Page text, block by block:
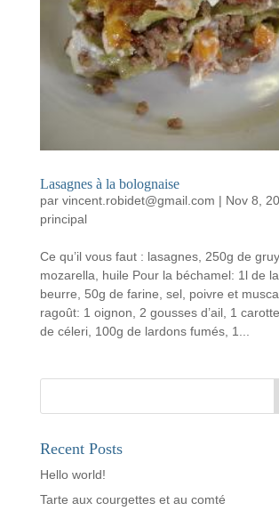
Lasagnes à la bolognaise
par vincent.robidet@gmail.com | Nov 8,
principal
Ce qu’il vous faut : lasagnes, 250g de
mozarella, huile Pour la béchamel: 1l de
beurre, 50g de farine, sel, poivre et
ragoût: 1 oignon, 2 gousses d’ail, 1
de céleri, 100g de lardons fumés, 1...
Recent Posts
Hello world!
Tarte aux courgettes et au comté